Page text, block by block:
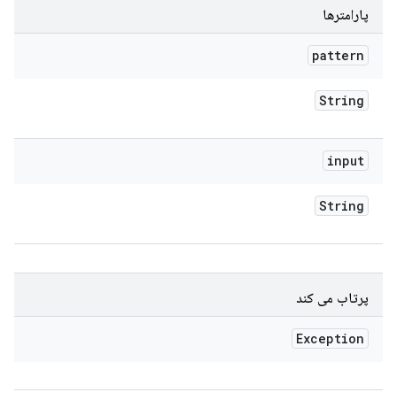
پارامترها
pattern
String
input
String
پرتاب می کند
Exception